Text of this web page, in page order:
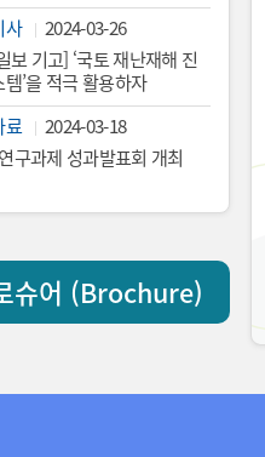
사
2024-03-26
보 기고] ‘국토 재난재해 진
’을 적극 활용하자
료
2024-03-18
구과제 성과발표회 개최
슈어 (Brochure)